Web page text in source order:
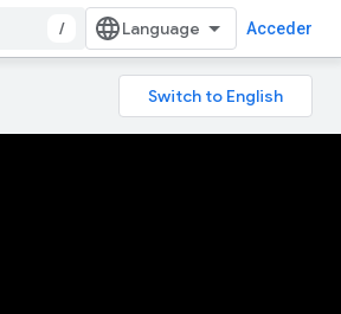
/ Acceder